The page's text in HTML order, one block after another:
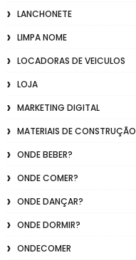
LANCHONETE
LIMPA NOME
LOCADORAS DE VEICULOS
LOJA
MARKETING DIGITAL
MATERIAIS DE CONSTRUÇÃO
ONDE BEBER?
ONDE COMER?
ONDE DANÇAR?
ONDE DORMIR?
ONDECOMER